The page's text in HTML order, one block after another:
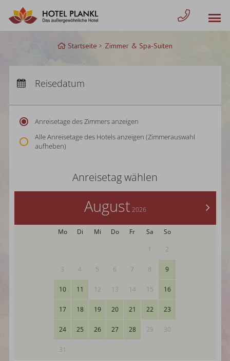
Inhalt
springen
Startseite Zimmer & Spa-Suiten
Abreise:keine Auswahl
Reisedatum
Anreisetage des Zimmers anzeigen
Alle Anreisetage des Hotels anzeigen (Zimmerauswahl
aufheben)
Anreisetag wählen
>
August 2026
Mo Di Mi Do Fr Sa
So
1
2
3 4 5 6 7 8 9
10 11 12 13 14 15 16
17 18 19 20 21 22 23
24 25 26 27 28 29 30
31